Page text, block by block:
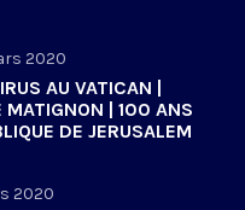
2020
AU VATICAN |
MATIGNON | 100 ANS
DE JERUSALEM
2020